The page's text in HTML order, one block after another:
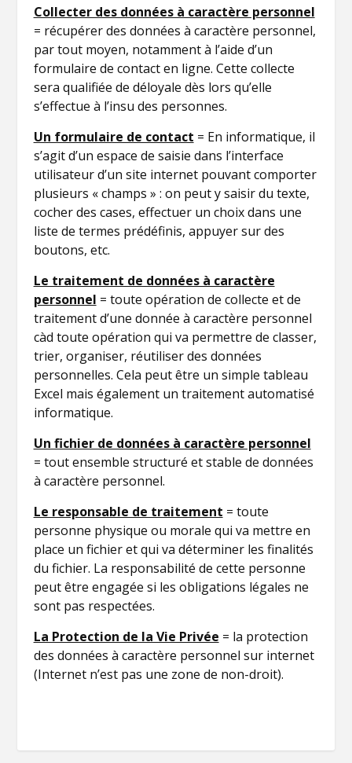
Collecter des données à caractère personnel
= récupérer des données à caractère personnel,
par tout moyen, notamment à l’aide d’un
formulaire de contact en ligne. Cette collecte
sera qualifiée de déloyale dès lors qu’elle
s’effectue à l’insu des personnes.
Un formulaire de contact = En informatique, il
s’agit d’un espace de saisie dans l’interface
utilisateur d’un site internet pouvant comporter
plusieurs « champs » : on peut y saisir du texte,
cocher des cases, effectuer un choix dans une
liste de termes prédéfinis, appuyer sur des
boutons, etc.
Le traitement de données à caractère
personnel = toute opération de collecte et de
traitement d’une donnée à caractère personnel
càd toute opération qui va permettre de classer,
trier, organiser, réutiliser des données
personnelles. Cela peut être un simple tableau
Excel mais également un traitement automatisé
informatique.
Un fichier de données à caractère personnel
= tout ensemble structuré et stable de données
à caractère personnel.
Le responsable de traitement = toute
personne physique ou morale qui va mettre en
place un fichier et qui va déterminer les finalités
du fichier. La responsabilité de cette personne
peut être engagée si les obligations légales ne
sont pas respectées.
La Protection de la Vie Privée = la protection
des données à caractère personnel sur internet
(Internet n’est pas une zone de non-droit).